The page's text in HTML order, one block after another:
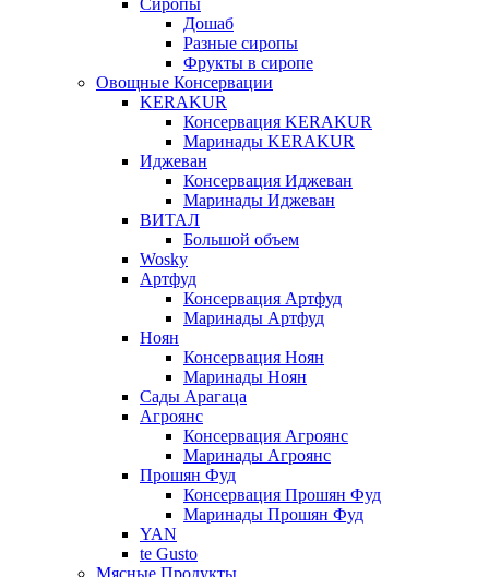
Сиропы
Дошаб
Разные сиропы
Фрукты в сиропе
Овощные Консервации
KERAKUR
Консервация KERAKUR
Маринады KERAKUR
Иджеван
Консервация Иджеван
Маринады Иджеван
ВИТАЛ
Большой объем
Wosky
Артфуд
Консервация Артфуд
Маринады Артфуд
Ноян
Консервация Ноян
Маринады Ноян
Сады Арагаца
Агроянс
Консервация Агроянс
Маринады Агроянс
Прошян Фуд
Консервация Прошян Фуд
Маринады Прошян Фуд
YAN
te Gusto
Мясные Продукты